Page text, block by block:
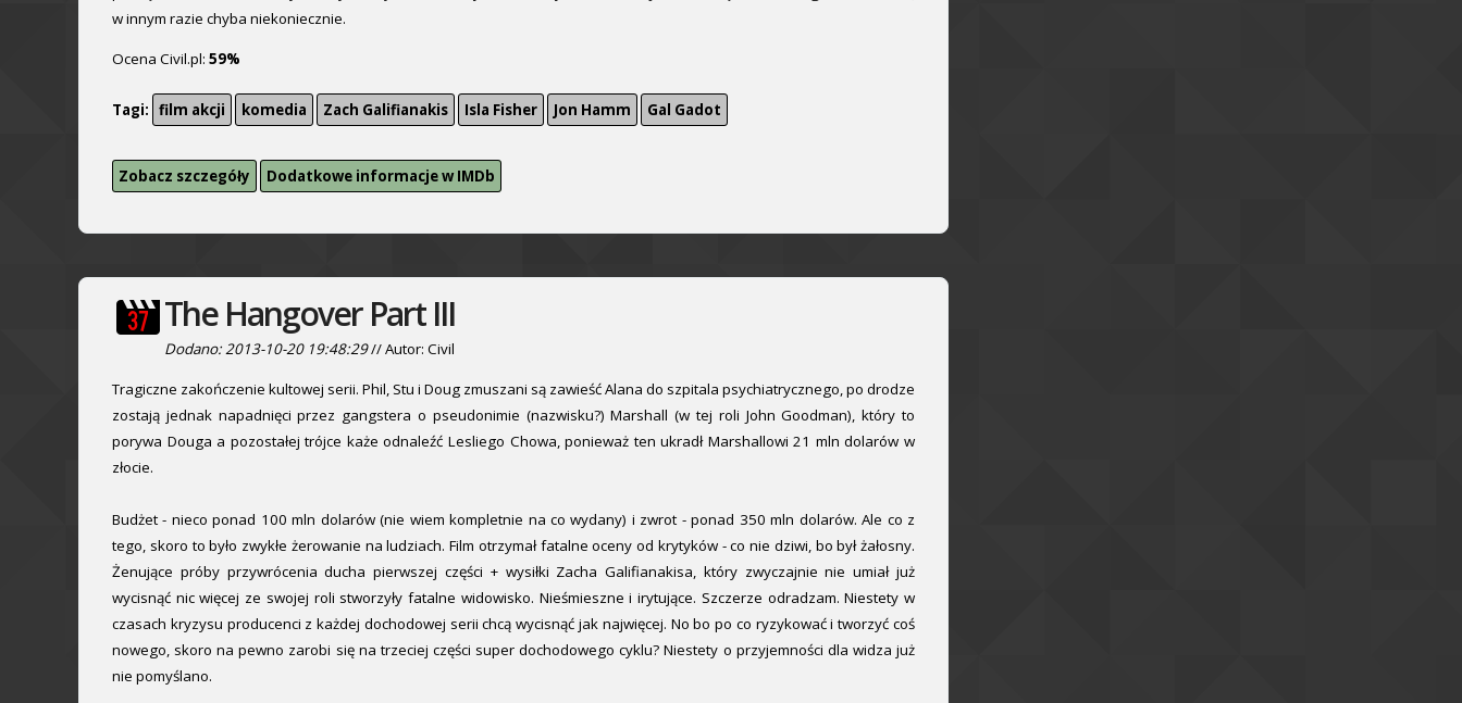
w innym razie chyba niekoniecznie.
Ocena Civil.pl: 59%
Tagi: film akcji komedia Zach Galifianakis Isla Fisher Jon Hamm Gal Gadot
Zobacz szczegóły Dodatkowe informacje w IMDb
The Hangover Part III
Dodano: 2013-10-20 19:48:29// Autor: Civil
Tragiczne zakończenie kultowej serii. Phil, Stu i Doug zmuszani są zawieść Alana do szpitala psychiatrycznego, po drodze
zostają jednak napadnięci przez gangstera o pseudonimie (nazwisku?) Marshall (w tej roli John Goodman), który to
porywa Douga a pozostałej trójce każe odnaleźć Lesliego Chowa, ponieważ ten ukradł Marshallowi 21 mln dolarów w
złocie.
Budżet - nieco ponad 100 mln dolarów (nie wiem kompletnie na co wydany) i zwrot - ponad 350 mln dolarów. Ale co z
tego, skoro to było zwykłe żerowanie na ludziach. Film otrzymał fatalne oceny od krytyków - co nie dziwi, bo był żałosny.
Żenujące próby przywrócenia ducha pierwszej części + wysiłki Zacha Galifianakisa, który zwyczajnie nie umiał już
wycisnąć nic więcej ze swojej roli stworzyły fatalne widowisko. Nieśmieszne i irytujące. Szczerze odradzam. Niestety w
czasach kryzysu producenci z każdej dochodowej serii chcą wycisnąć jak najwięcej. No bo po co ryzykować i tworzyć coś
nowego, skoro na pewno zarobi się na trzeciej części super dochodowego cyklu? Niestety o przyjemności dla widza już
nie pomyślano.